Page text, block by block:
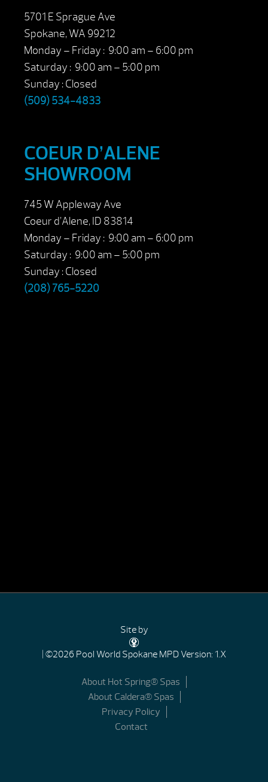
5701 E Sprague Ave
Spokane, WA 99212
Monday – Friday : 9:00 am – 6:00 pm
Saturday : 9:00 am – 5:00 pm
Sunday : Closed
(509) 534-4833
COEUR D’ALENE
SHOWROOM
745 W Appleway Ave
Coeur d’Alene, ID 83814
Monday – Friday : 9:00 am – 6:00 pm
Saturday : 9:00 am – 5:00 pm
Sunday : Closed
(208) 765-5220
Site by
| ©2026 Pool World Spokane MPD Version: 1.X
About Hot Spring® Spas
About Caldera® Spas
Privacy Policy
Contact